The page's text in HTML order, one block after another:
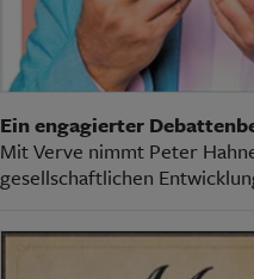
Ein engagierter
Mit Verve nimmt Peter
gesellschaftlichen